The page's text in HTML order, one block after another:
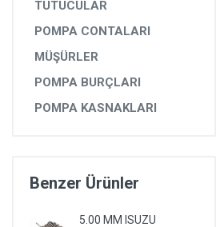
POMPALAR
POMPA YEDEK PARÇALARI
DİĞER YEDEK PARÇALAR
EPS YEDEK PARÇALARI
ALETLER VE ANAHTARLAR
TUTUCULAR
POMPA CONTALARI
MÜŞÜRLER
POMPA BURÇLARI
POMPA KASNAKLARI
Benzer Ürünler
5.00 MM ISUZU